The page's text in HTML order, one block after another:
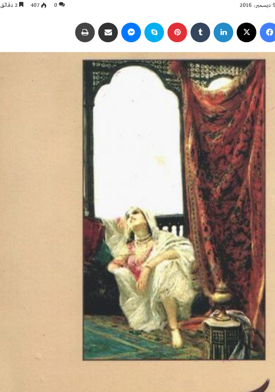
9 ديسمبر، 2016 0
407
فيسبوك لينكدإن بينتيريست سكايب ماسنجر مشاركة عبر البريد